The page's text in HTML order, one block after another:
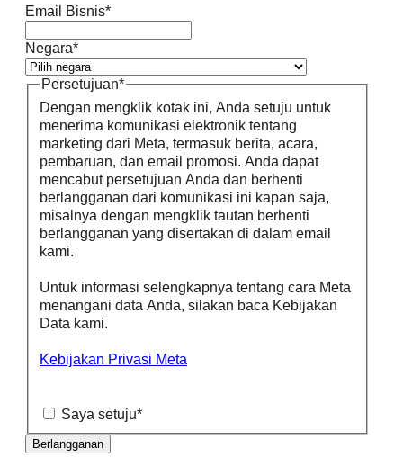
Email Bisnis*
Negara*
Persetujuan*
Dengan mengklik kotak ini, Anda setuju untuk
menerima komunikasi elektronik tentang
marketing dari Meta, termasuk berita, acara,
pembaruan, dan email promosi. Anda dapat
mencabut persetujuan Anda dan berhenti
berlangganan dari komunikasi ini kapan saja,
misalnya dengan mengklik tautan berhenti
berlangganan yang disertakan di dalam email
kami.
Untuk informasi selengkapnya tentang cara Meta
menangani data Anda, silakan baca Kebijakan
Data kami.
Kebijakan Privasi Meta
Saya setuju*